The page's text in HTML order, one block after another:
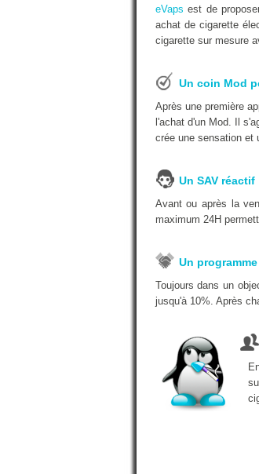
eVaps est de
achat de cigarette
cigarette sur mesure
Un coin Mod
Après une première
l'achat d'un Mod. Il
crée une sensation et
Un SAV réactif
Avant ou après la
maximum 24H
Un
Toujours dans un
jusqu'à 10%. Après